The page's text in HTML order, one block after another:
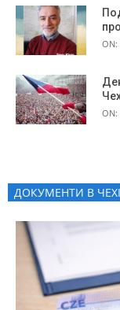
ON:
ON:
ДОКУМЕНТИ В